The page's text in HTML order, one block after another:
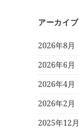
アーカイブ
2026年8月
2026年6月
2026年4月
2026年2月
2025年12月